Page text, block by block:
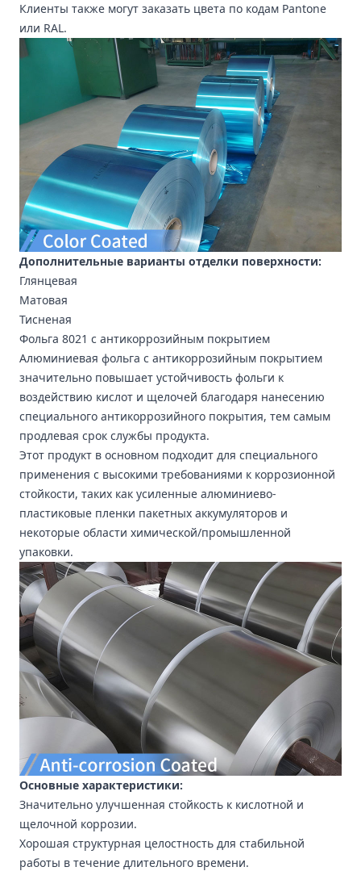
Клиенты также могут заказать цвета по кодам Pantone
или RAL.
Дополнительные варианты отделки поверхности:
Глянцевая
Матовая
Тисненая
Фольга 8021 с антикоррозийным покрытием
Алюминиевая фольга с антикоррозийным покрытием
значительно повышает устойчивость фольги к
воздействию кислот и щелочей благодаря нанесению
специального антикоррозийного покрытия, тем самым
продлевая срок службы продукта.
Этот продукт в основном подходит для специального
применения с высокими требованиями к коррозионной
стойкости, таких как усиленные алюминиево-
пластиковые пленки пакетных аккумуляторов и
некоторые области химической/промышленной
упаковки.
Основные характеристики:
Значительно улучшенная стойкость к кислотной и
щелочной коррозии.
Хорошая структурная целостность для стабильной
работы в течение длительного времени.